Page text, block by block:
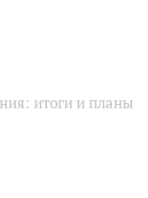
итоги и планы